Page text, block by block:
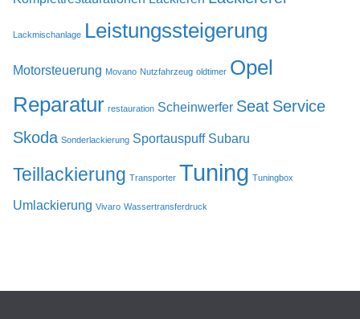
Lackmischanlage Leistungssteigerung
Motorsteuerung Movano Nutzfahrzeug oldtimer Opel
Reparatur restauration Scheinwerfer Seat Service
Skoda Sonderlackierung Sportauspuff Subaru
Teillackierung Transporter Tuning Tuningbox
Umlackierung Vivaro Wassertransferdruck